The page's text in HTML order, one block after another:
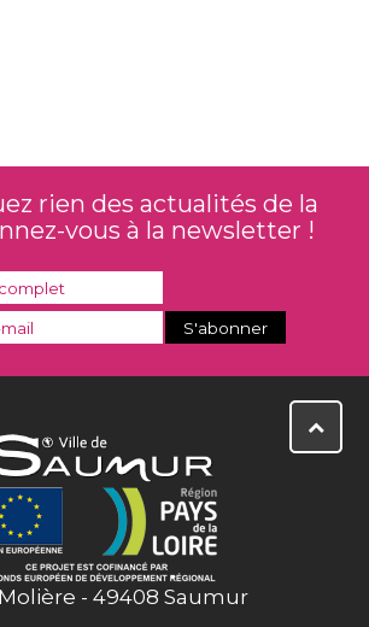
rien des actualités de la
vous à la newsletter !
- 49408 Saumur